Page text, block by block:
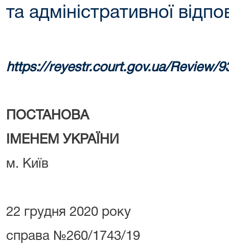
та адміністративної
https://reyestr.court.gov.ua/Review/
ПОСТАНОВА
ІМЕНЕМ УКРАЇНИ
м. Київ
22 грудня 2020 року
справа №260/1743/19